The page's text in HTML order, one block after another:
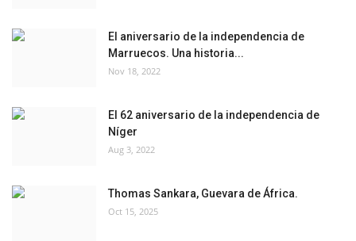
El aniversario de la independencia de
Marruecos. Una historia...
Nov 18, 2022
El 62 aniversario de la independencia de
Níger
Aug 3, 2022
Thomas Sankara, Guevara de África.
Oct 15, 2025